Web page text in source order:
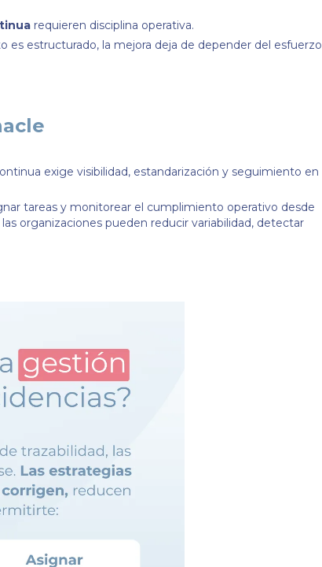
requieren disciplina operativa.
es estructurado, la mejora deja de depender del esfuerzo
exige visibilidad, estandarización y seguimiento en
tareas y monitorear el cumplimiento operativo desde
organizaciones pueden reducir variabilidad, detectar